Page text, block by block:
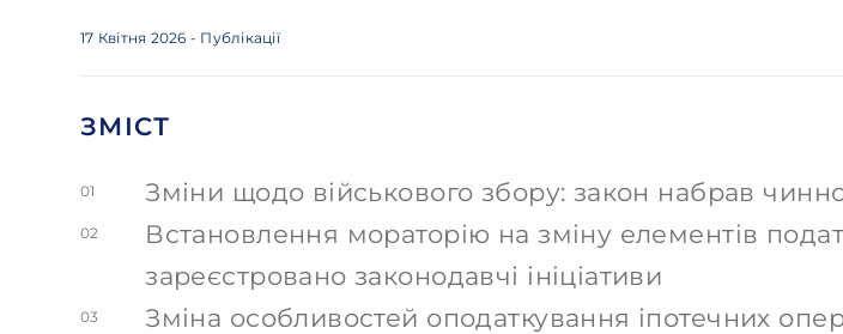
17 Квітня 2026 - Публікації
ЗМІСТ
01 Зміни щодо військового збору: закон набрав
02
Встановлення мораторію на зміну елементів
зареєстровано законодавчі ініціативи
03
Зміна особливостей оподаткування іпотечних